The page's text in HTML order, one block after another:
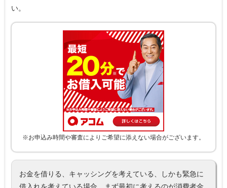
い。
※お申込み時間や審査によりご希望に添えない場合がございます。
お金を借りる、キャッシングを考えている、しかも緊急に
借入れを考えている場合、まず最初に考えるのが消費者金